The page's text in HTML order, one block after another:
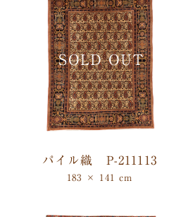
パイル織 P-211113
183 × 141 cm